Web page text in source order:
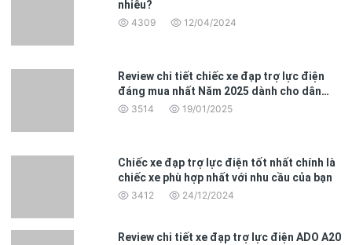
nhiêu?
4309 12/04/2024
Review chi tiết chiếc xe đạp trợ lực điện
đáng mua nhất Năm 2025 dành cho dân
văn phòng
3514 19/01/2025
Chiếc xe đạp trợ lực điện tốt nhất chính là
chiếc xe phù hợp nhất với nhu cầu của bạn
3412 24/12/2024
Review chi tiết xe đạp trợ lực điện ADO A20